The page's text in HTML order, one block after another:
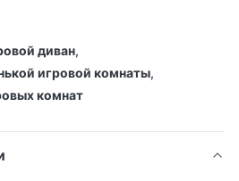
диван,
игровой комнаты,
комнат